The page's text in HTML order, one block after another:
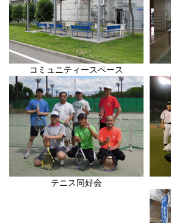
コミュニティースペース
テニス同好会